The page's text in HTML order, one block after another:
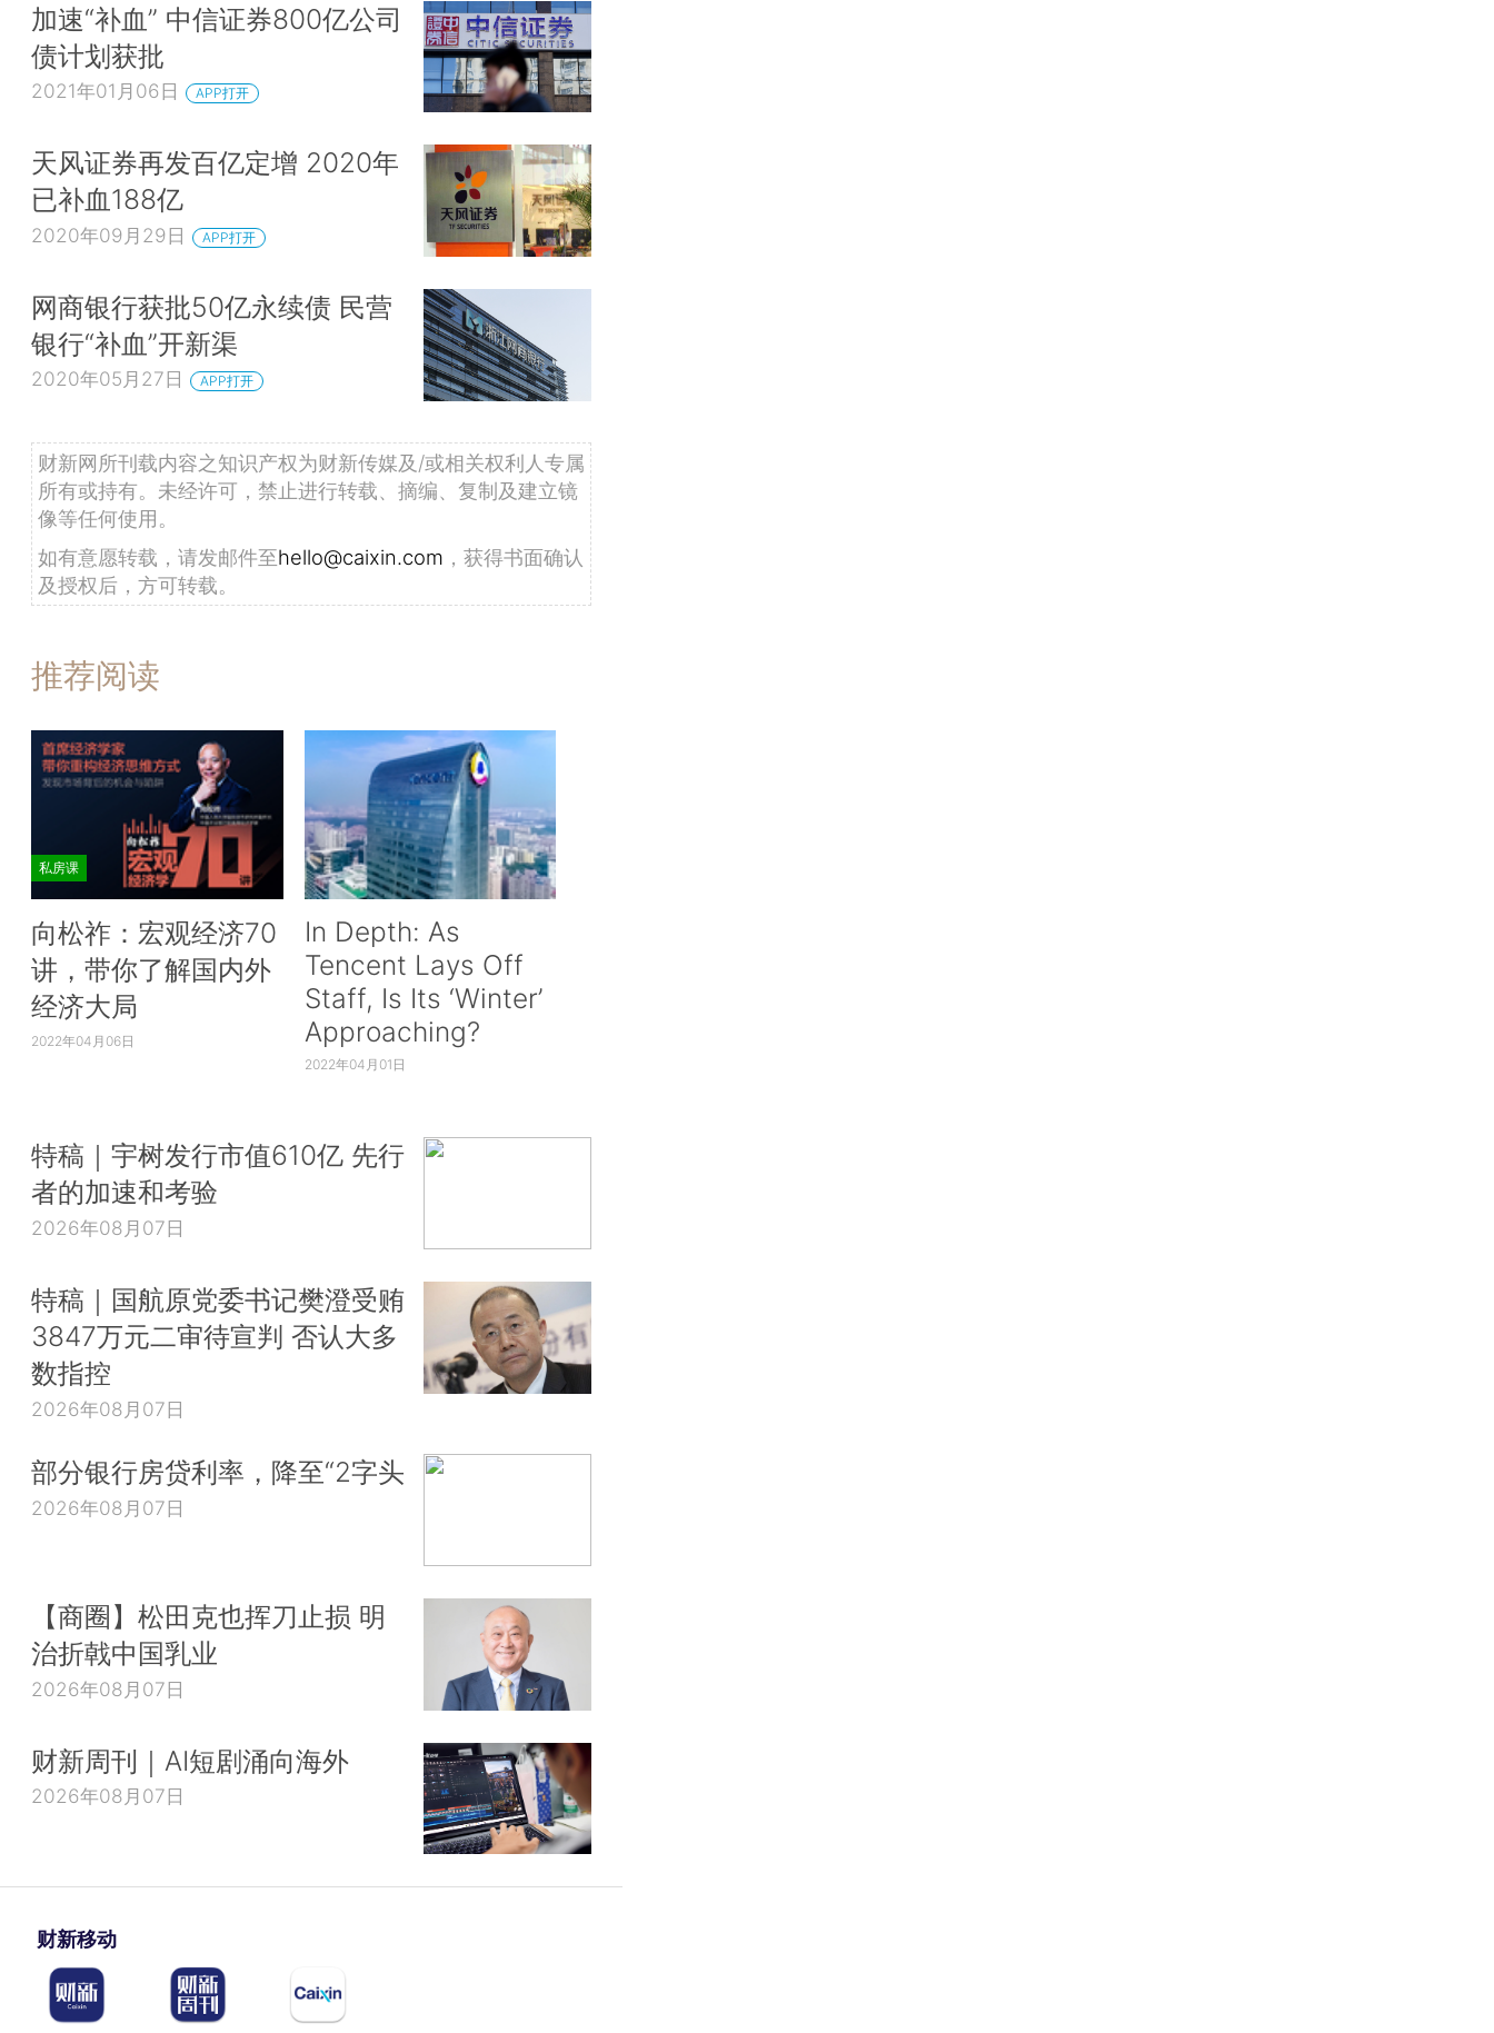
加速“补血” 中信证券800亿公司
债计划获批
2021年01月06日 APP打开
天风证券再发百亿定增 2020年
已补血188亿
2020年09月29日 APP打开
网商银行获批50亿永续债 民营
银行“补血”开新渠
2020年05月27日 APP打开
财新网所刊载内容之知识产权为财新传媒及/或相关权利人专属
所有或持有。未经许可，禁止进行转载、摘编、复制及建立镜
像等任何使用。
如有意愿转载，请发邮件至hello@caixin.com ，获得书面确认
及授权后，方可转载。
推荐阅读
私房课
向松祚：宏观经济70
讲，带你了解国内外
经济大局
2022年04月06日
In Depth: As
Tencent Lays Off
Staff, Is Its ‘Winter’
Approaching?
2022年04月01日
特稿｜宇树发行市值610亿 先行
者的加速和考验
2026年08月07日
特稿｜国航原党委书记樊澄受贿
3847万元二审待宣判 否认大多
数指控
2026年08月07日
部分银行房贷利率，降至“2字头
2026年08月07日
【商圈】松田克也挥刀止损 明
治折戟中国乳业
2026年08月07日
财新周刊｜AI短剧涌向海外
2026年08月07日
财新移动